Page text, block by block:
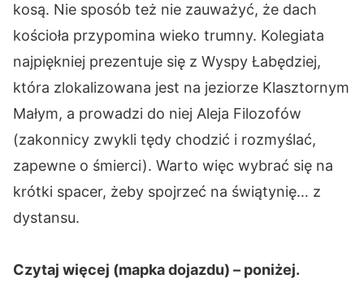
kosą. Nie sposób też nie zauważyć, że dach
kościoła przypomina wieko trumny. Kolegiata
najpiękniej prezentuje się z Wyspy Łabędziej,
która zlokalizowana jest na jeziorze Klasztornym
Małym, a prowadzi do niej Aleja Filozofów
(zakonnicy zwykli tędy chodzić i rozmyślać,
zapewne o śmierci). Warto więc wybrać się na
krótki spacer, żeby spojrzeć na świątynię… z
dystansu.
Czytaj więcej (mapka dojazdu) – poniżej.